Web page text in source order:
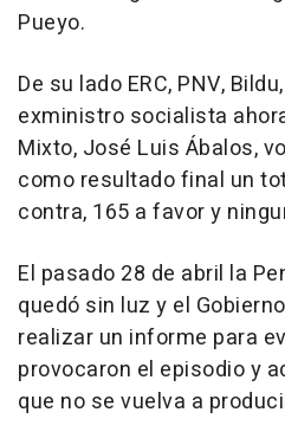
Pueyo.
De su lado ERC, PNV,
exministro socialista
Mixto, José Luis Ábalos,
como resultado final un
contra, 165 a favor y
El pasado 28 de abril la
quedó sin luz y el
realizar un informe para
provocaron el episodio y
que no se vuelva a